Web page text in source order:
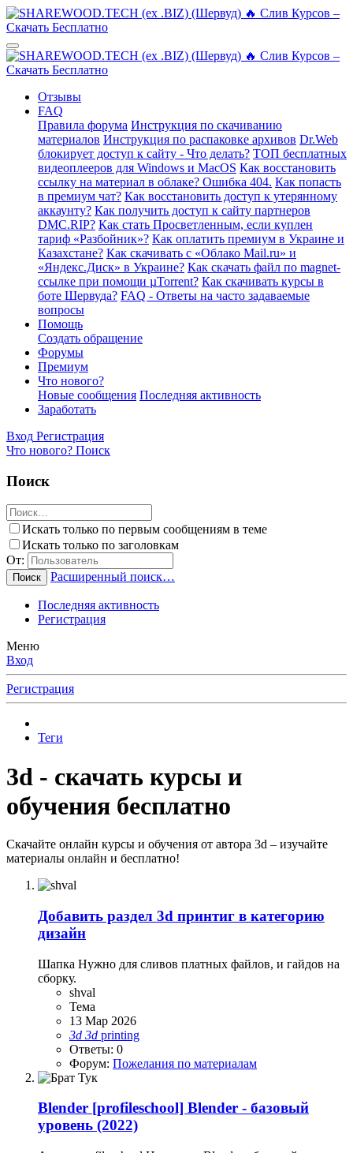
Отзывы
FAQ
Правила форума Инструкция по скачиванию
материалов Инструкция по распаковке архивов Dr.Web
блокирует доступ к сайту - Что делать? ТОП бесплатных
видеоплееров для Windows и MacOS Как восстановить
ссылку на материал в облаке? Ошибка 404. Как попасть
в премиум чат? Как восстановить доступ к утерянному
аккаунту? Как получить доступ к сайту партнеров
DMC.RIP? Как стать Просветленным, если куплен
тариф «Разбойник»? Как оплатить премиум в Украине и
Казахстане? Как скачивать с «Облако Mail.ru» и
«Яндекс.Диск» в Украине? Как скачать файл по magnet-
ссылке при помощи µTorrent? Как скачивать курсы в
боте Шервуда? FAQ - Ответы на часто задаваемые
вопросы
Помощь
Создать обращение
Форумы
Премиум
Что нового?
Новые сообщения Последняя активность
Заработать
Вход Регистрация
Что нового? Поиск
Поиск
Искать только по первым сообщениям в теме
Искать только по заголовкам
От:
Поиск Расширенный поиск…
Последняя активность
Регистрация
Меню
Вход
Регистрация
Теги
3d - скачать курсы и
обучения бесплатно
Скачайте онлайн курсы и обучения от автора 3d – изучайте
материалы онлайн и бесплатно!
Добавить раздел 3d принтиг в категорию
дизайн
Шапка Нужно для сливов платных файлов, и гайдов на
сборку.
shval
Тема
13 Мар 2026
3d 3d printing
Ответы: 0
Форум: Пожелания по материалам
Blender [profileschool] Blender - базовый
уровень (2022)